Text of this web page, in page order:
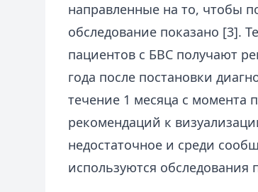
направленные на то, чтобы
обследование показано [3].
пациентов с БВС получают
года после постановки
течение 1 месяца с момента
рекомендаций к
недостаточное и среди
используются обследования